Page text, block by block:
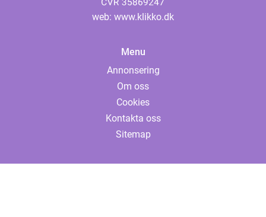
web: www.klikko.dk
Menu
Annonsering
Om oss
Cookies
Kontakta oss
Sitemap